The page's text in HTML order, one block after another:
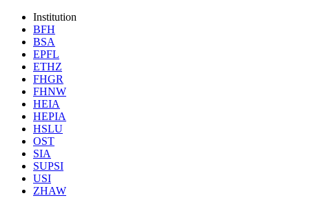
Institution
BFH
BSA
EPFL
ETHZ
FHGR
FHNW
HEIA
HEPIA
HSLU
OST
SIA
SUPSI
USI
ZHAW